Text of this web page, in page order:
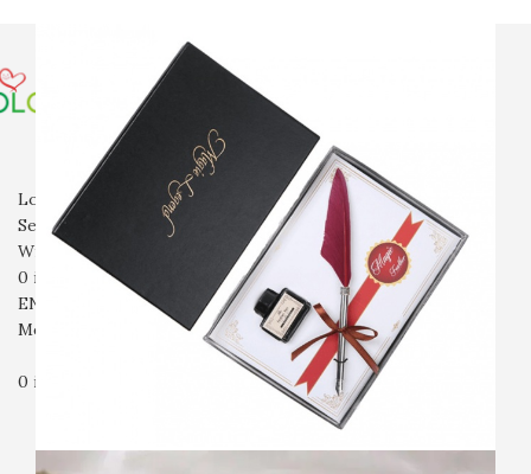
전체상품 만년필볼펜 필통기타입고예정
자주묻는질문문의
Login / Register
Search
Wishlist
0 items
0
ENG
Menu
0 items